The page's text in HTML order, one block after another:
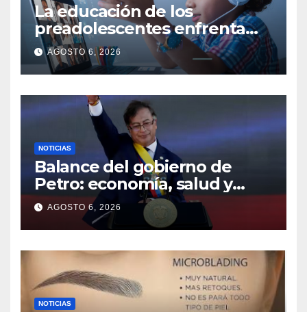
La educación de los
preadolescentes enfrenta
nuevos retos en la era digital
AGOSTO 6, 2026
NOTICIAS
Balance del gobierno de
Petro: economía, salud y
seguridad, en rojo
AGOSTO 6, 2026
NOTICIAS